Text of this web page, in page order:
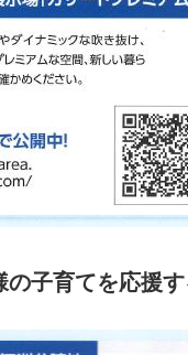
子育てを応援